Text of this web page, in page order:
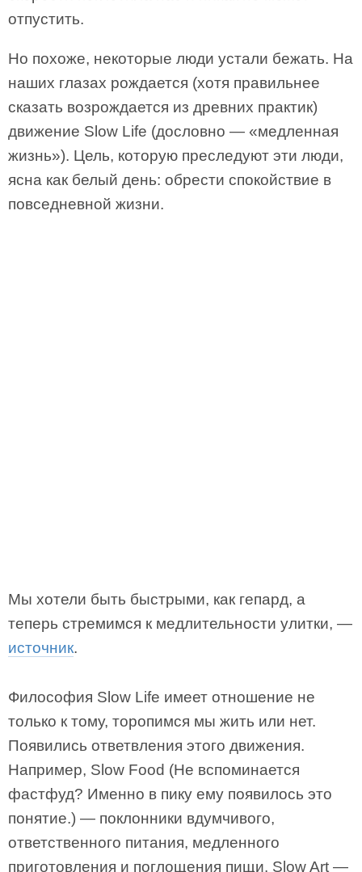
отпустить.
Но похоже, некоторые люди устали бежать. На
наших глазах рождается (хотя правильнее
сказать возрождается из древних практик)
движение Slow Life (дословно — «медленная
жизнь»). Цель, которую преследуют эти люди,
ясна как белый день: обрести спокойствие в
повседневной жизни.
Мы хотели быть быстрыми, как гепард, а
теперь стремимся к медлительности улитки, —
источник.
Философия Slow Life имеет отношение не
только к тому, торопимся мы жить или нет.
Появились ответвления этого движения.
Например, Slow Food (Не вспоминается
фастфуд? Именно в пику ему появилось это
понятие.) — поклонники вдумчивого,
ответственного питания, медленного
приготовления и поглощения пищи. Slow Art —